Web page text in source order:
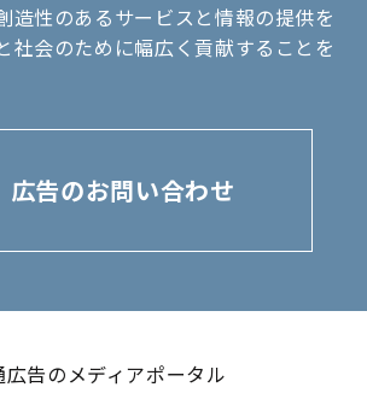
造性のあるサービスと情報の提供を
社会のために幅広く貢献することを
広告のお問い合わせ
広告のメディアポータル